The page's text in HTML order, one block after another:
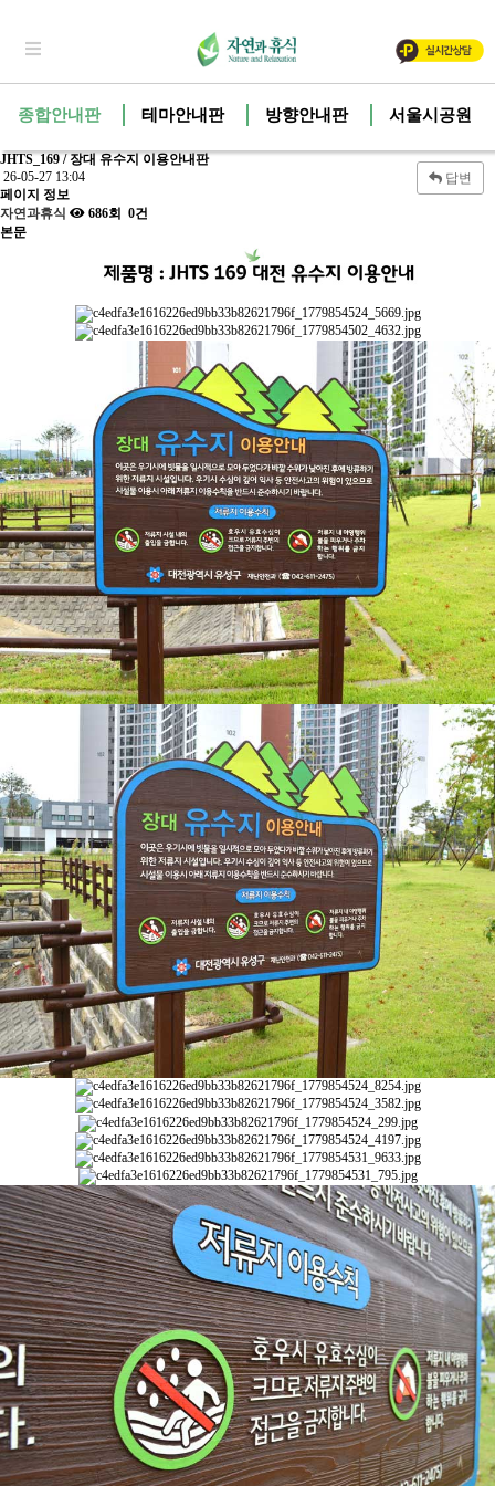
종합안내판 테마안내판 방향안내판 서울시공원안
답변
JHTS_169 / 장대 유수지 이용안내판
26-05-27 13:04
페이지 정보
자연과휴식
686회 0건
본문